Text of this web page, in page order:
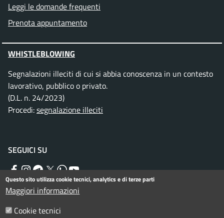
Leggi le domande frequenti
Prenota appuntamento
WHISTLEBLOWING
Segnalazioni illeciti di cui si abbia conoscenza in un contesto
lavorativo, pubblico o privato.
(D.L. n. 24/2023)
Procedi:segnalazione illeciti
SEGUICI SU
Facebook
Instagram
Telegram
TwitterWhatsApp
YouTube
Menu piè di pagina
Informativa privacy
Questo sito utilizza cookie tecnici, analytics e di terze parti
Maggiori informazioni
Cookie tecnici